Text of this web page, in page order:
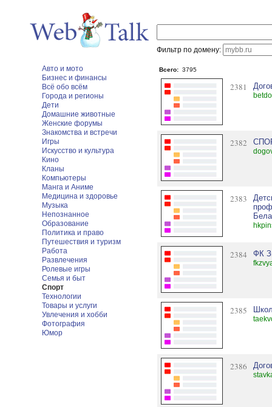
Фильтр по домену:
Авто и мото
Бизнес и финансы
Всё обо всём
Города и регионы
Дети
Домашние животные
Женские форумы
Знакомства и встречи
Игры
Искусство и культура
Кино
Кланы
Компьютеры
Манга и Аниме
Медицина и здоровье
Музыка
Непознанное
Образование
Политика и право
Путешествия и туризм
Работа
Развлечения
Ролевые игры
Семья и быт
Спорт
Технологии
Товары и услуги
Увлечения и хобби
Фотография
Юмор
Всего: 3795
2381
2382
2383
2384 ФК
2385
2386